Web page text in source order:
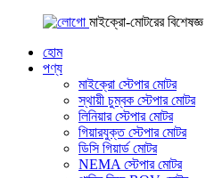
মাইক্রো-মোটরের বিশেষজ্ঞ
হোম
পণ্য
মাইক্রো স্টেপার মোটর
স্থায়ী চুম্বক স্টেপার মোটর
লিনিয়ার স্টেপার মোটর
গিয়ারযুক্ত স্টেপার মোটর
ডিসি গিয়ার্ড মোটর
NEMA স্টেপার মোটর